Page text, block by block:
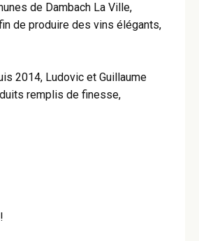
de Dambach La Ville,
de produire des vins élégants,
2014, Ludovic et Guillaume
remplis de finesse,